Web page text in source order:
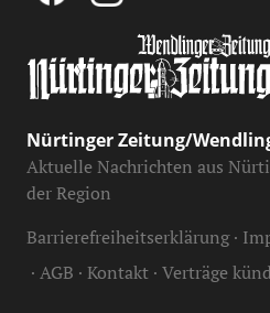
Nürtinger Zeitung/
Aktuelle Nachrichten aus
der Region
Barrierefreiheitserklärung
AGB Kontakt Verträge